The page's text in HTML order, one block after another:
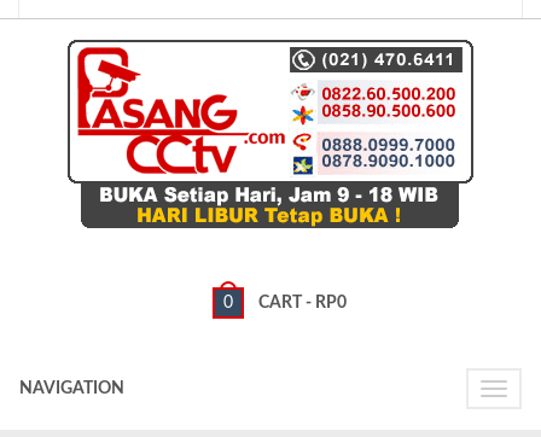
0 CART - RP0
Toggle
NAVIGATION